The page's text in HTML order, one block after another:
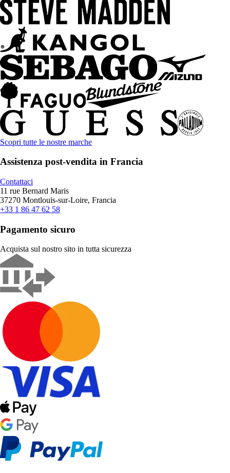
Scopri tutte le nostre marche
Assistenza post-vendita in Francia
Contattaci
11 rue Bernard Maris
37270 Montlouis-sur-Loire, Francia
+33 1 86 47 62 58
Pagamento sicuro
Acquista sul nostro sito in tutta sicurezza